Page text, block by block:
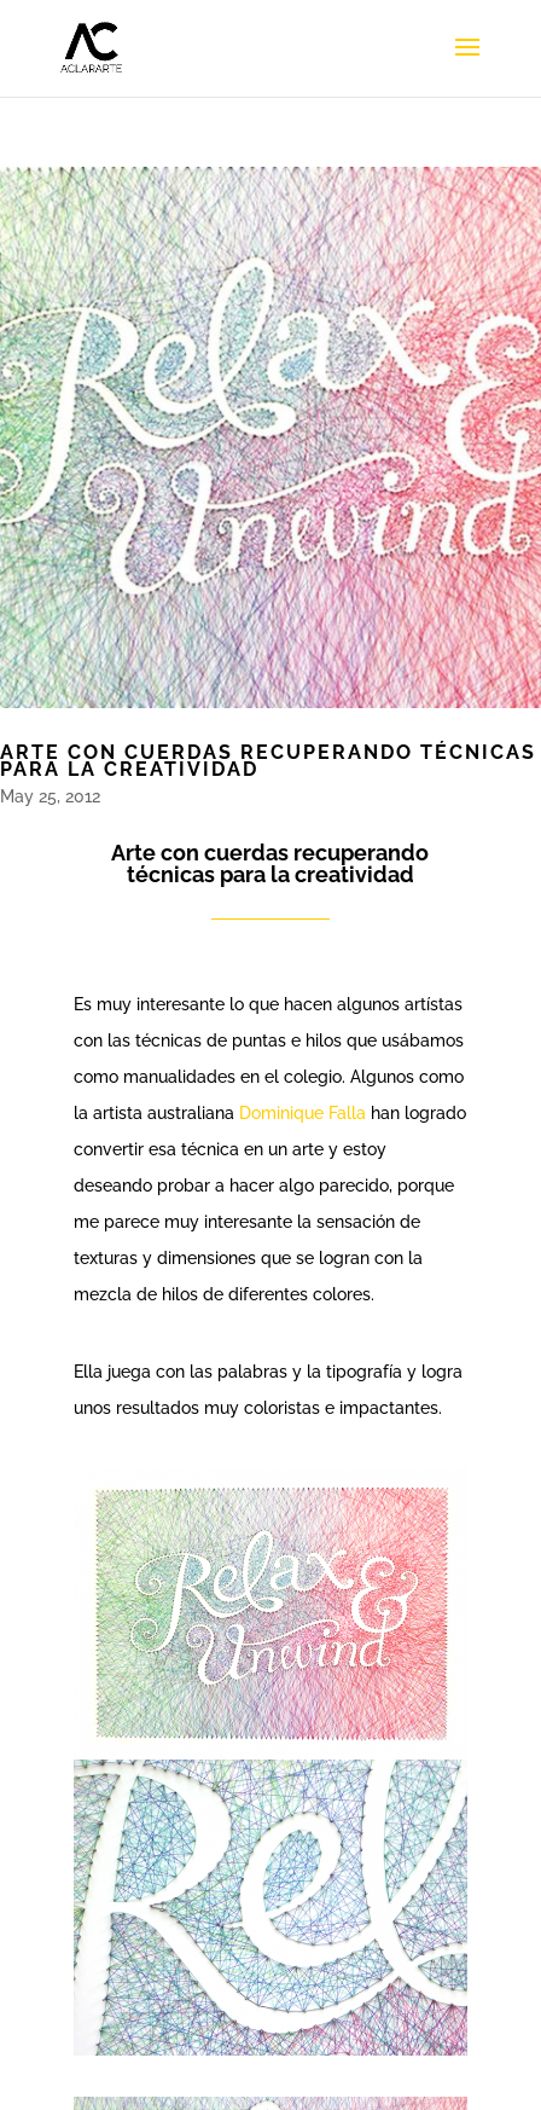
ARTE CON CUERDAS RECUPERANDO TÉCNICAS
PARA LA CREATIVIDAD
May 25, 2012
Arte con cuerdas recuperando
técnicas para la creatividad
Es muy interesante lo que hacen algunos artístas
con las técnicas de puntas e hilos que usábamos
como manualidades en el colegio. Algunos como
la artista australiana Dominique Falla han logrado
convertir esa técnica en un arte y estoy
deseando probar a hacer algo parecido, porque
me parece muy interesante la sensación de
texturas y dimensiones que se logran con la
mezcla de hilos de diferentes colores.
Ella juega con las palabras y la tipografía y logra
unos resultados muy coloristas e impactantes.